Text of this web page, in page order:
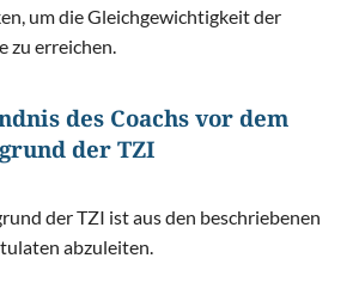
um die Gleichgewichtigkeit der
zu erreichen.
des Coachs vor dem
der TZI
der TZI ist aus den beschriebenen
abzuleiten.